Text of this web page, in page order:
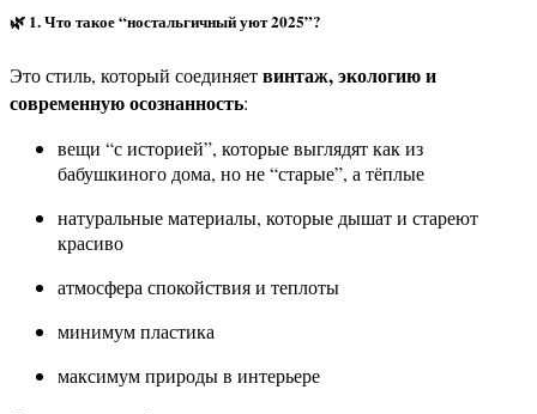
🌿 1. Что такое “ностальгичный уют 2025”?
Это стиль, который соединяетвинтаж, экологию и
современную осознанность:
вещи “с историей”, которые выглядят как из
бабушкиного дома, но не “старые”, а тёплые
натуральные материалы, которые дышат и стареют
красиво
атмосфера спокойствия и теплоты
минимум пластика
максимум природы в интерьере